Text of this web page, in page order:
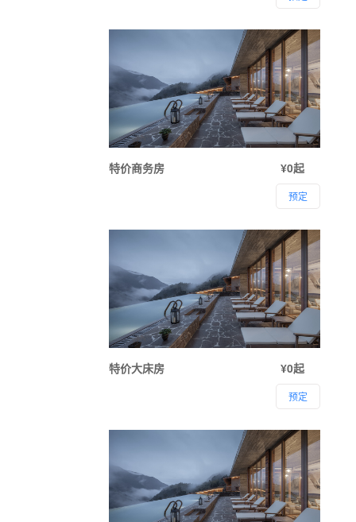
特价商务房 ¥0起
预定
特价大床房 ¥0起
预定